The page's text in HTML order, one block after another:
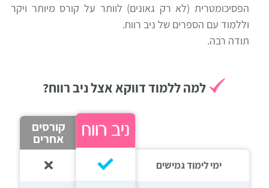
הפסיכומטרית (לא רק גאונים) לוותר על קורס מיותר ויקר
וללמוד עם הספרים של ניב רווח.
תודה רבה.
למה ללמוד דווקא אצל ניב רווח?
ימי לימוד גמישים
קורסים
אחרים